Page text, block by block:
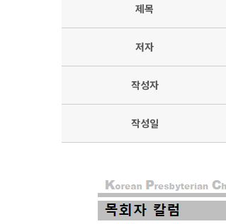
제목
저자
작성자
작성일